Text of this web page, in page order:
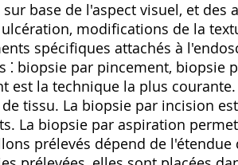
base de l'aspect visuel‚ et
ulcération‚ modifications de la
spécifiques attachés à
⁚ biopsie par pincement‚
est la technique la plus
tissu. La biopsie par incision
La biopsie par aspiration
prélevés dépend de